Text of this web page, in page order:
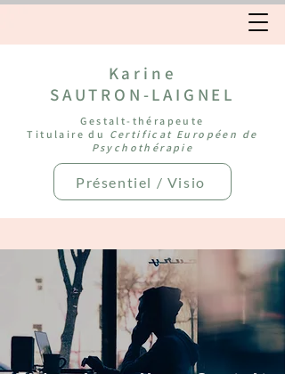
Karine
SAUTRON-LAIGNEL
Gestalt-thérapeute
Titulaire du Certificat Européen de
Psychothérapie
Présentiel / Visio